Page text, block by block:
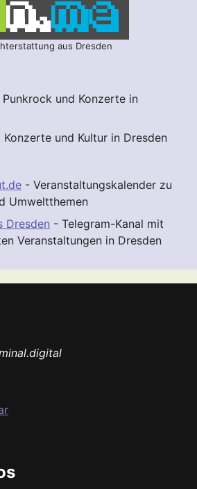
aus Dresden
Punkrock und Konzerte in
Konzerte und Kultur in Dresden
- Veranstaltungskalender zu
Umweltthemen
Dresden - Telegram-Kanal mit
Veranstaltungen in Dresden